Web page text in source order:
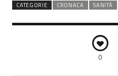
CATEGORIE CRONACA SANITÀ
0